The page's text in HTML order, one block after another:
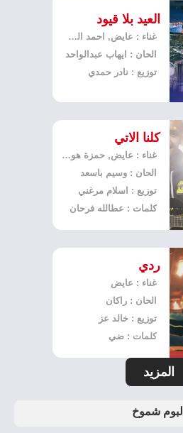
العيد بلا قيود
غناء : عايض, احمد الخزينة
الحان : ايهاب عبدالواحد
توزيع : نادر حمدي
كلنا الاتي
غناء : عايض, حمزة هوساوي
الحان : وسيم باسعد
توزيع : اسلام مرغني
كلمات : عطالله فرحان
ردي
غناء : عايض
الحان : راكان
توزيع : خالد عز
كلمات : ضي
المزيد
البوم شموخ